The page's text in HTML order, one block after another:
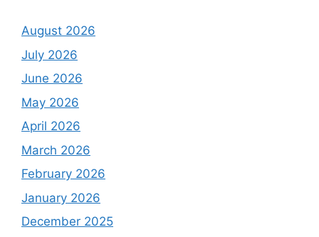
August 2026
July 2026
June 2026
May 2026
April 2026
March 2026
February 2026
January 2026
December 2025